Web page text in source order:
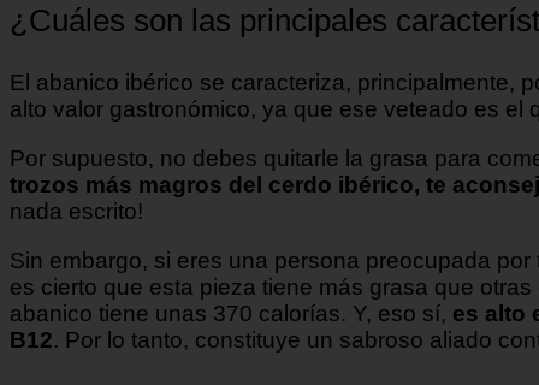
¿Cuáles son las principales
El abanico ibérico se caracteriza, principalmente,
alto valor gastronómico, ya que ese veteado es el
Por supuesto, no debes quitarle la grasa para
trozos más magros del cerdo ibérico, te
nada escrito!
Sin embargo, si eres una persona preocupada
es cierto que esta pieza tiene más grasa que
abanico tiene unas 370 calorías. Y, eso sí, es alto
B12. Por lo tanto, constituye un sabroso aliado